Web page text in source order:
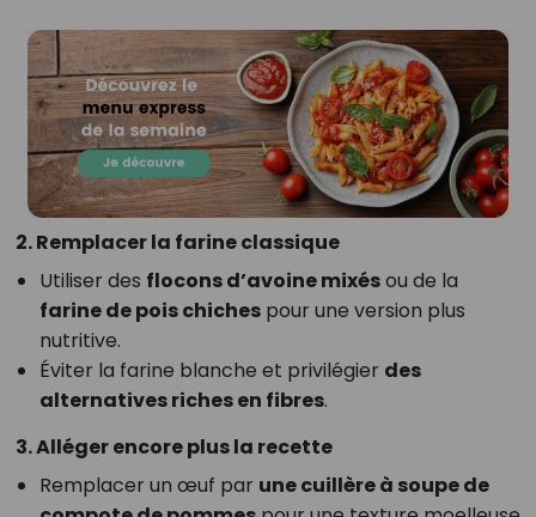
2. Remplacer la farine classique
Utiliser des flocons d’avoine mixésou de la
farine de pois chichespour une version plus
nutritive.
Éviter la farine blanche et privilégier des
alternatives riches en fibres.
3. Alléger encore plus la recette
Remplacer un œuf par une cuillère à soupe de